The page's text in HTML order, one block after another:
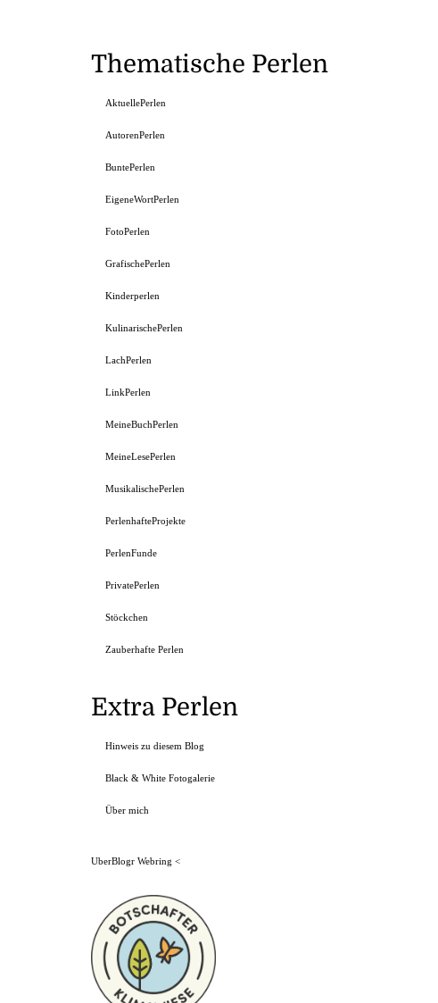
Thematische Perlen
AktuellePerlen
AutorenPerlen
BuntePerlen
EigeneWortPerlen
FotoPerlen
GrafischePerlen
Kinderperlen
KulinarischePerlen
LachPerlen
LinkPerlen
MeineBuchPerlen
MeineLesePerlen
MusikalischePerlen
PerlenhafteProjekte
PerlenFunde
PrivatePerlen
Stöckchen
Zauberhafte Perlen
Extra Perlen
Hinweis zu diesem Blog
Black & White Fotogalerie
Über mich
UberBlogr Webring <